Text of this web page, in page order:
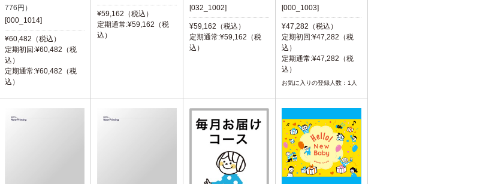
776円）
[000_1014]
¥60,482（税込）
定期初回:¥60,482（税
込）
定期通常:¥60,482（税
込）
¥59,162（税込）
定期通常:¥59,162（税
込）
[032_1002]
¥59,162（税込）
定期通常:¥59,162（税
込）
[000_1003]
¥47,282（税込）
定期初回:¥47,282（税
込）
定期通常:¥47,282（税
込）
お気に入りの登録人数：1人